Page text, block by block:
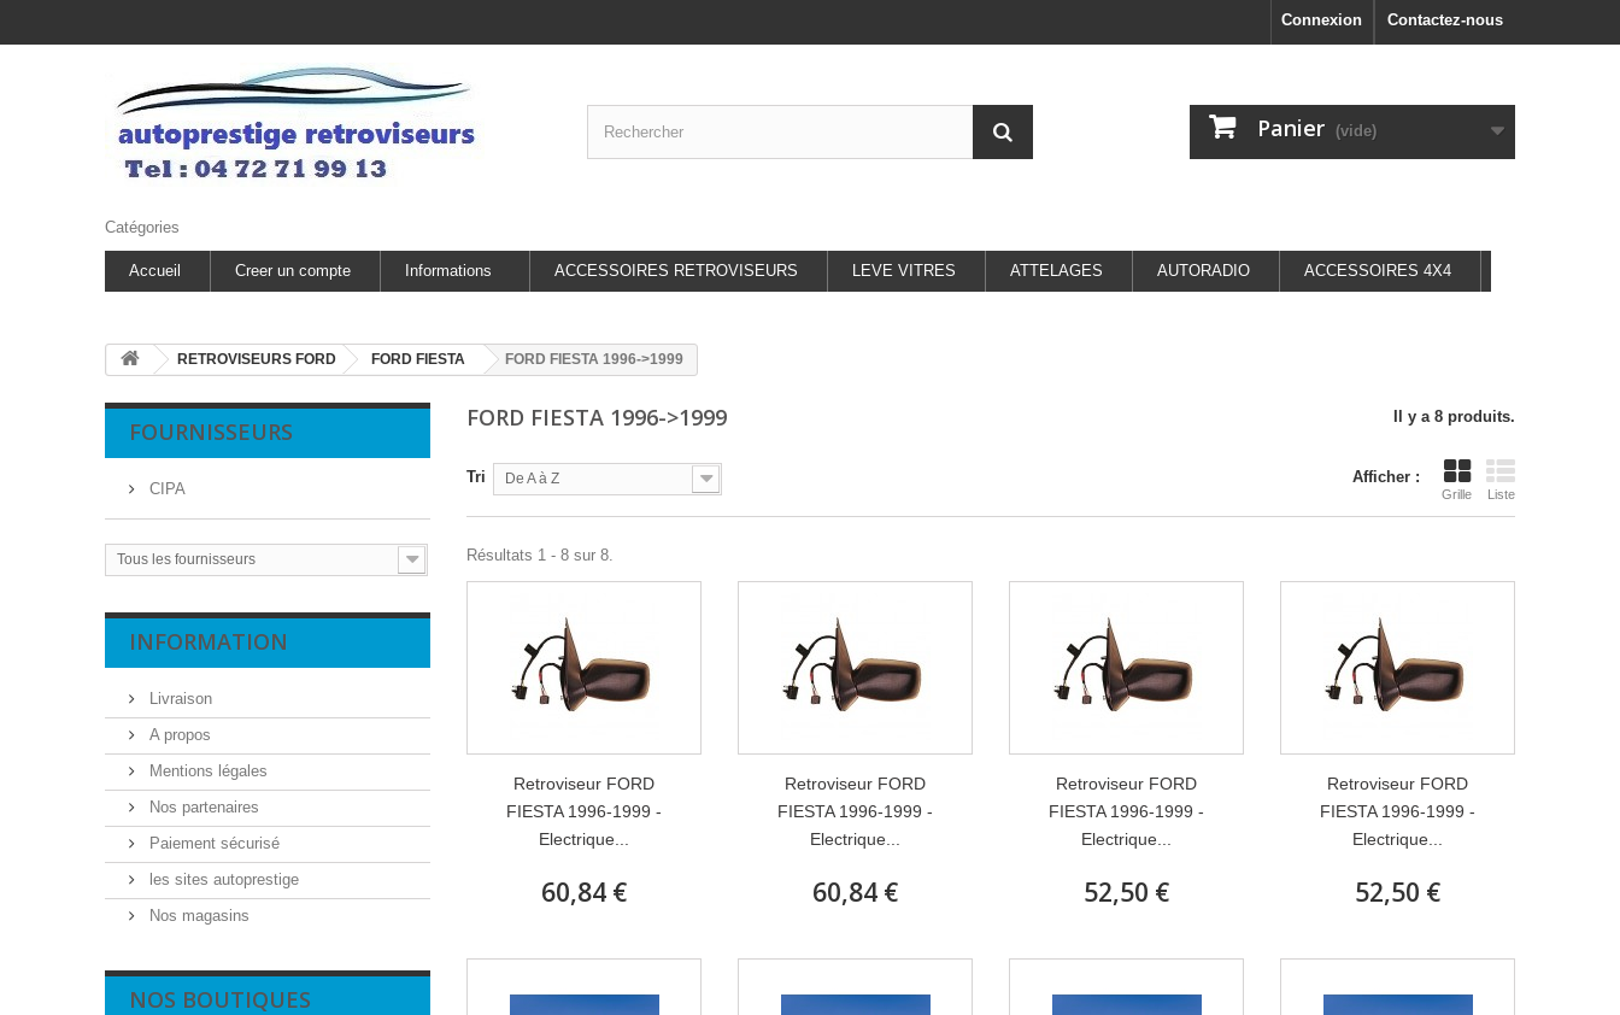
Contactez-nous
Connexion
Panier (vide)
Catégories
Accueil Creer un compte Informations ACCESSOIRES RETROVISEURS LEVE VITRES ATTELAGES AUTORADIO ACCESSOIRES 4X4
RETROVISEURS FORD FORD FIESTA FORD FIESTA 1996->1999
FOURNISSEURS
CIPA
Tous les fournisseurs
INFORMATION
Livraison
A propos
Mentions légales
Nos partenaires
Paiement sécurisé
les sites autoprestige
Nos magasins
NOS BOUTIQUES
FORD FIESTA 1996->1999 Il y a 8 produits.
Afficher :
Grille Liste
Tri De A à Z
Résultats 1 - 8 sur 8.
Retroviseur FORD
FIESTA 1996-1999 -
Electrique...
60,84 €
Retroviseur FORD
FIESTA 1996-1999 -
Electrique...
60,84 €
Retroviseur FORD
FIESTA 1996-1999 -
Electrique...
52,50 €
Retroviseur FORD
FIESTA 1996-1999 -
Electrique...
52,50 €